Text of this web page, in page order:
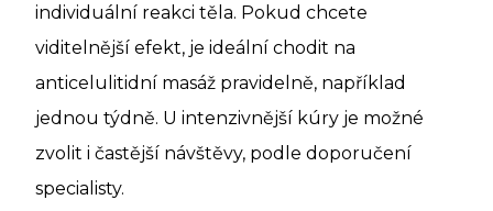
individuální reakci těla. Pokud chcete
viditelnější efekt, je ideální chodit na
anticelulitidní masáž pravidelně, například
jednou týdně. U intenzivnější kúry je možné
zvolit i častější návštěvy, podle doporučení
specialisty.